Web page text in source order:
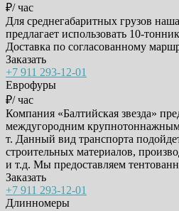
₽/ час
Для среднегабаритных грузов
предлагает использовать 10-
Доставка по согласованному
Заказать
+7 911 293-12-01
Еврофуры
₽/ час
Компания «Балтийская звезда»
междугородним
т. Данный вид транспорта
строительных материалов,
и т.д. Мы предоставляем
Заказать
+7 911 293-12-01
Длинномеры